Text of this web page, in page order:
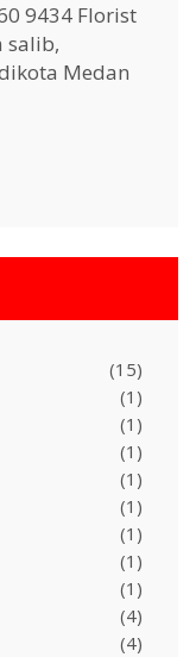
9434 Florist
salib,
Medan
(15)
(1)
(1)
(1)
(1)
(1)
(1)
(1)
(1)
(4)
(4)